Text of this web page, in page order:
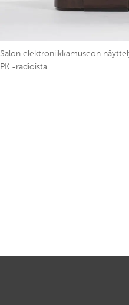
Salon elektroniikkamuseon
PK -radioista.